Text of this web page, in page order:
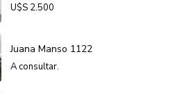
U$S 2.500
Juana Manso 1122
A consultar.